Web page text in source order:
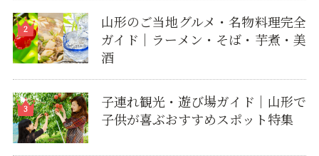
山形のご当地グルメ・名物料理完全
ガイド｜ラーメン・そば・芋煮・美
酒
子連れ観光・遊び場ガイド｜山形で
子供が喜ぶおすすめスポット特集